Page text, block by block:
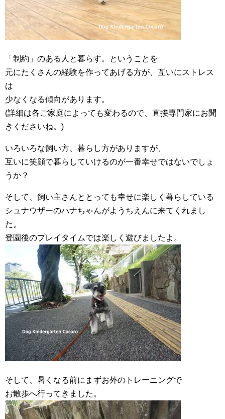
「制約」のある人と暮らす。ということを
元にたくさんの経験を作ってあげる方が、互いにストレス
は
少なくなる傾向があります。
(詳細は各ご家庭によっても変わるので、直接専門家にお聞
きくださいね。)
いろいろな飼い方、暮らし方がありますが、
互いに笑顔で暮らしていけるのが一番幸せではないでしょ
うか？
そして、飼い主さんととっても幸せに楽しく暮らしている
シュナウザーのハナちゃんがようちえんに来てくれまし
た。
登園後のプレイタイムでは楽しく遊びましたよ。
そして、暑くなる前にまずお外のトレーニングで
お散歩へ行ってきました。